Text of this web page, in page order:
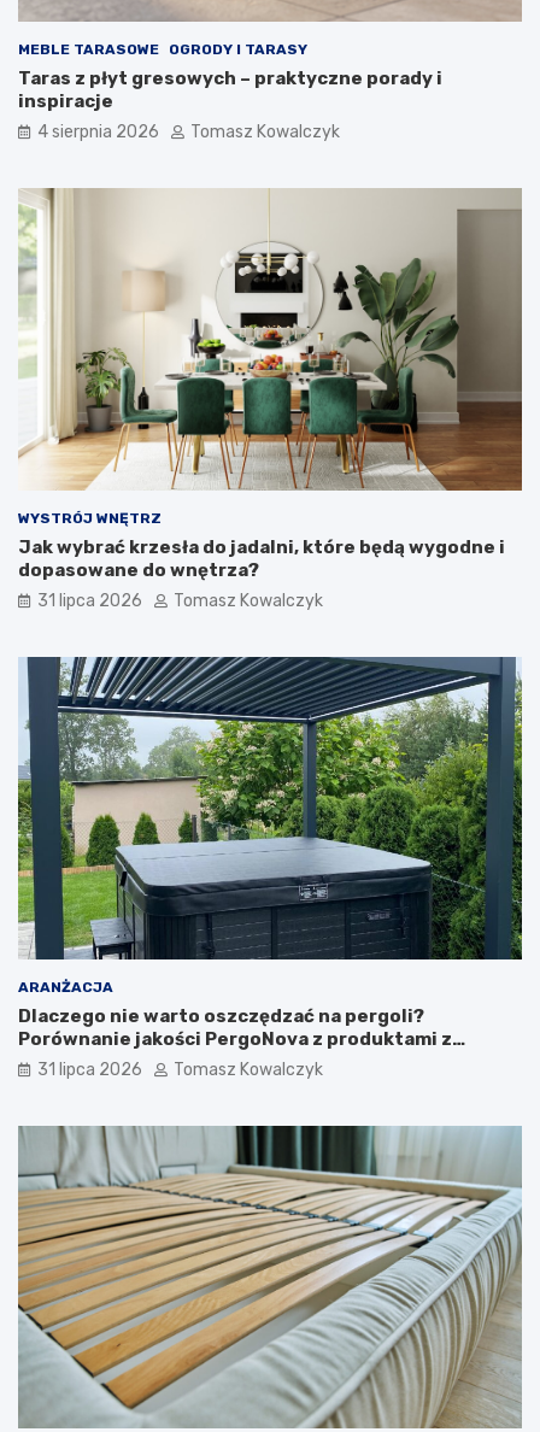
MEBLE TARASOWE OGRODY I TARASY
Taras z płyt gresowych – praktyczne porady i
inspiracje
4 sierpnia 2026 Tomasz Kowalczyk
WYSTRÓJ WNĘTRZ
Jak wybrać krzesła do jadalni, które będą wygodne i
dopasowane do wnętrza?
31 lipca 2026 Tomasz Kowalczyk
ARANŻACJA
Dlaczego nie warto oszczędzać na pergoli?
Porównanie jakości PergoNova z produktami z
marketu
31 lipca 2026 Tomasz Kowalczyk